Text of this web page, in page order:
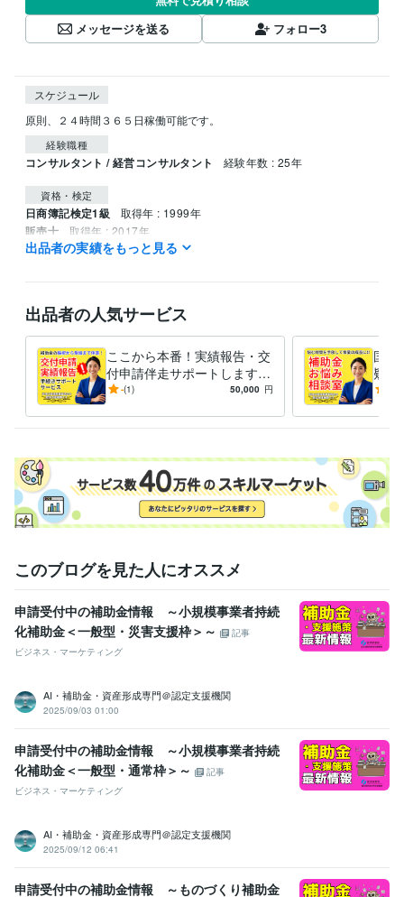
メッセージを送る
フォロー3
スケジュール
原則、２４時間３６５日稼働可能です。
経験職種
コンサルタント / 経営コンサルタント 経験年数 : 25年
資格・検定
日商簿記検定1級 取得年 : 1999年
販売士 取得年 : 2017年
2級FP技能士 取得年 : 2018年
公認会計士短答式試験合格 取得年 : 2004年
出品者の実績をもっと見る
出品者の人気サービス
ここから本番！実績報告・交
付申請伴走サポートします
全国あらゆる補助金の採択後
談から♪
-(1) 50,000 円
国・
疑問
老舗
相談
このブログを見た人にオススメ
申請受付中の補助金情報 ～小規模事業者持続
化補助金＜一般型・災害支援枠＞～
記事
ビジネス・マーケティング
AI・補助金・資産形成専門＠認定支援機関
2025/09/03 01:00
申請受付中の補助金情報 ～小規模事業者持続
化補助金＜一般型・通常枠＞～
記事
ビジネス・マーケティング
AI・補助金・資産形成専門＠認定支援機関
2025/09/12 06:41
申請受付中の補助金情報 ～ものづくり補助金